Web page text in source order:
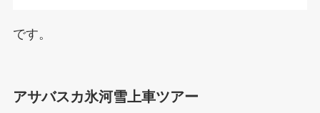
です。
アサバスカ氷河雪上車ツアー